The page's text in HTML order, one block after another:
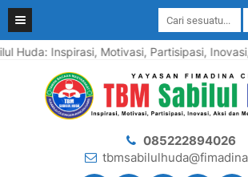
Huda: Inspirasi, Motivasi, Partisipasi,
085222894026